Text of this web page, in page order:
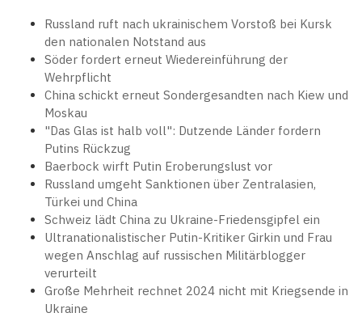
Russland ruft nach ukrainischem Vorstoß bei Kursk
den nationalen Notstand aus
Söder fordert erneut Wiedereinführung der
Wehrpflicht
China schickt erneut Sondergesandten nach Kiew und
Moskau
"Das Glas ist halb voll": Dutzende Länder fordern
Putins Rückzug
Baerbock wirft Putin Eroberungslust vor
Russland umgeht Sanktionen über Zentralasien,
Türkei und China
Schweiz lädt China zu Ukraine-Friedensgipfel ein
Ultranationalistischer Putin-Kritiker Girkin und Frau
wegen Anschlag auf russischen Militärblogger
verurteilt
Große Mehrheit rechnet 2024 nicht mit Kriegsende in
Ukraine